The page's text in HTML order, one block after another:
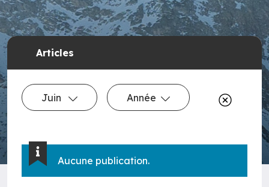
Articles
Juin Année
Aucune publication.